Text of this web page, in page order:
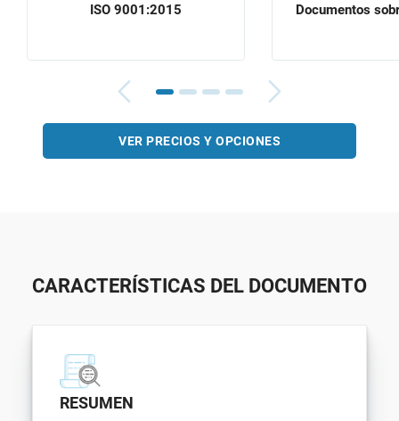
ISO 9001:2015
Documentos
VER PRECIOS Y OPCIONES
CARACTERÍSTICAS DEL DOCUMENTO
RESUMEN